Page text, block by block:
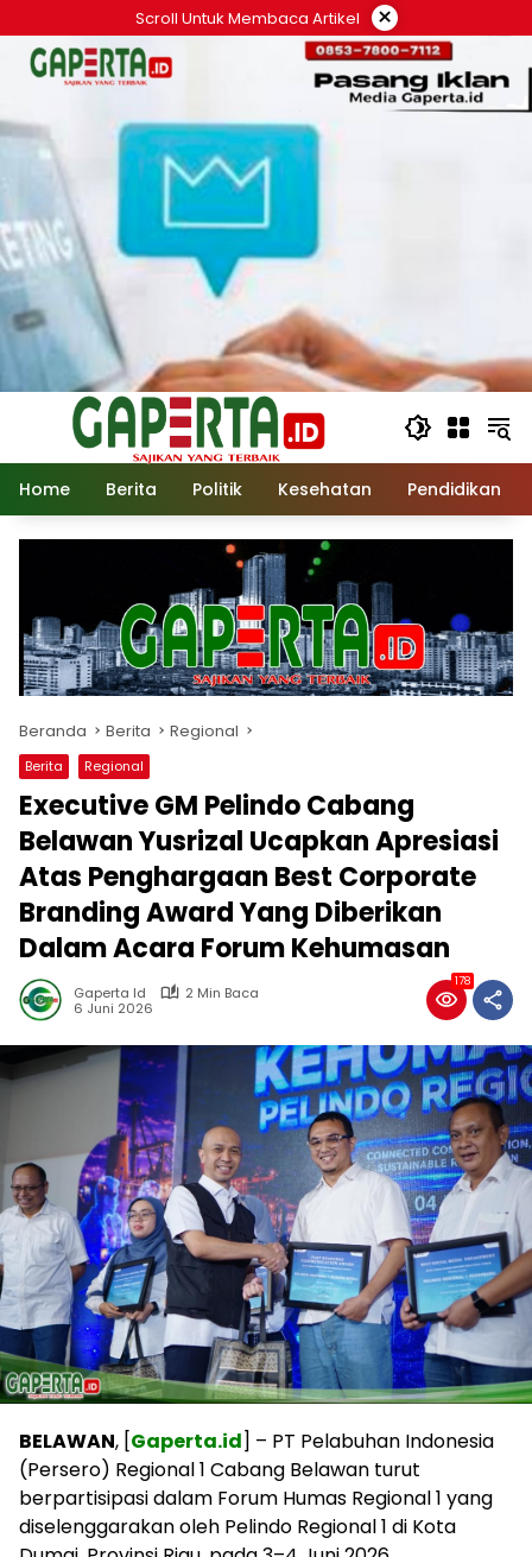
ke
konten
Scroll Untuk Membaca Artikel ×
Home Berita Politik Kesehatan Pendidikan
Beranda Berita Regional
Berita Regional
Executive GM Pelindo Cabang
Belawan Yusrizal Ucapkan Apresiasi
Atas Penghargaan Best Corporate
Branding Award Yang Diberikan
Dalam Acara Forum Kehumasan
Gaperta Id
2 Min Baca
6 Juni 2026
178
BELAWAN, [Gaperta.id] – PT Pelabuhan Indonesia
(Persero) Regional 1 Cabang Belawan turut
berpartisipasi dalam Forum Humas Regional 1 yang
diselenggarakan oleh Pelindo Regional 1 di Kota